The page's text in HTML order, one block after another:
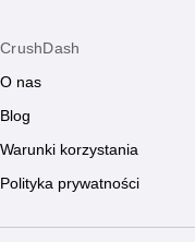
CrushDash
O nas
Blog
Warunki korzystania
Polityka prywatności